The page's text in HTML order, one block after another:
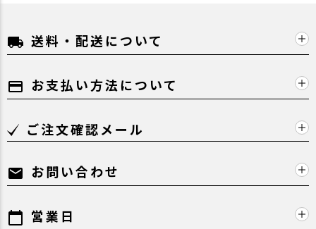
local_shipping 送料・配送について
payment お支払い方法について
ご注文確認メール
mail お問い合わせ
calendar_today 営業日